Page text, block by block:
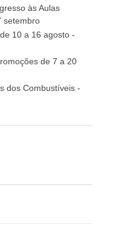
às Aulas
setembro
10 a 16 agosto -
de 7 a 20
dos Combustíveis -